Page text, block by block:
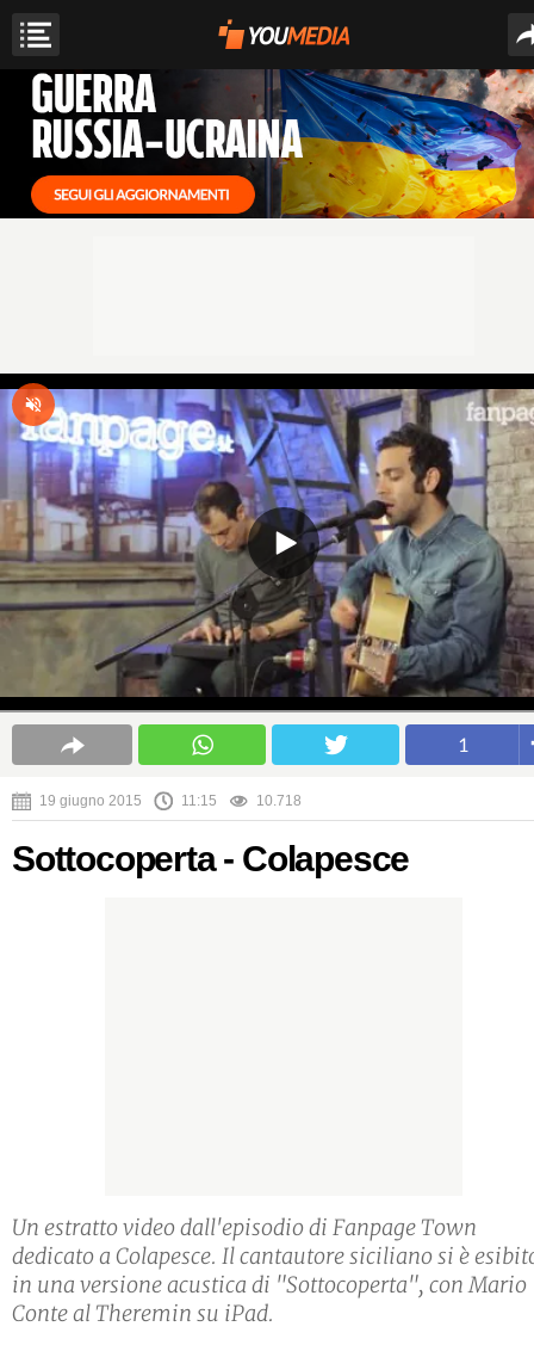
1
19 giugno 2015 11:15 10.718
Sottocoperta - Colapesce
Un estratto video dall'episodio di Fanpage Town
dedicato a Colapesce. Il cantautore siciliano si è
in una versione acustica di "Sottocoperta", con Mario
Conte al Theremin su iPad.